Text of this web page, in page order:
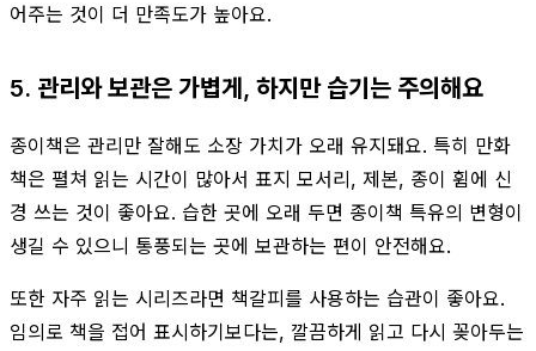
어주는 것이 더 만족도가 높아요.
5. 관리와 보관은 가볍게, 하지만 습기는 주의해요
종이책은 관리만 잘해도 소장 가치가 오래 유지돼요. 특히 만화
책은 펼쳐 읽는 시간이 많아서 표지 모서리, 제본, 종이 휨에 신
경 쓰는 것이 좋아요. 습한 곳에 오래 두면 종이책 특유의 변형이
생길 수 있으니 통풍되는 곳에 보관하는 편이 안전해요.
또한 자주 읽는 시리즈라면 책갈피를 사용하는 습관이 좋아요.
임의로 책을 접어 표시하기보다는, 깔끔하게 읽고 다시 꽂아두는